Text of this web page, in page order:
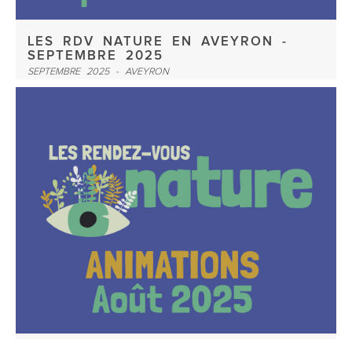
LES RDV NATURE EN AVEYRON -
SEPTEMBRE 2025
SEPTEMBRE 2025 - AVEYRON